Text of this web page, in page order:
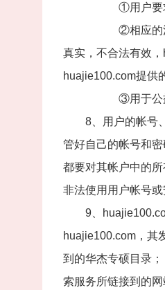
①用户要求
②相应的法律、
真实，不合法有效
huajie100.com提供
③用于公益、
8、用户的帐号、
管好自己的帐号和
都要对其帐户中的
非法使用用户帐号
9、
huajie100.com，其
到的华杰专硕目录
索服务所链接到的